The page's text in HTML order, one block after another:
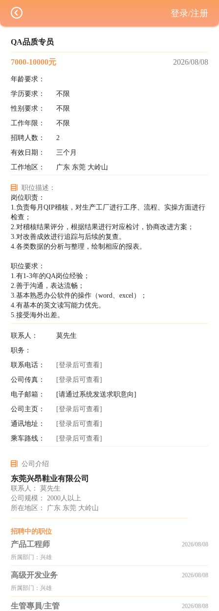
QA品质专员
7000-10000元 2026/08/08
年龄要求：
学历要求：
不限
性别要求：
不限
工作年限：
不限
招聘人数：
2
有效日期：
三个月
工作地区：
广东 东莞 大岭山
职位描述：
岗位职责：
1.负责每月QIP稽核，对生产工厂进行工序、流程、实操方面进行
检查；
2.对稽核结果评分，根据结果进行对应检讨，协商改进方案；
3.对改善成效进行追踪与后续的复查。
4.各类数据的分析与整理，绘制相应的报表。
职位要求：
1.有1-3年的QA岗位经验；
2.善于沟通，表达流畅；
3.基本熟悉办公软件的操作（word、excel）；
4.有基本的英文读写能力优先。
5.接受海外出差。
联系人：
莫先生
职务：
联系电话：
[登录后可查看]
公司传真：
[登录后可查看]
电子邮箱：
[请通过系统发送求职意向]
公司主页：
[登录后可查看]
通讯地址：
[登录后可查看]
乘车路线：
[登录后可查看]
公司介绍
东莞兴昂鞋业有限公司
联系人： 莫先生
公司规模： 2000人以上
所在地区： 广东 东莞 大岭山
招聘中的职位
产品工程师
所属部门：兴雄
2026/08/08
高级开发业务
所属部门：兴雄
2026/08/08
生管專員/主管 2026/08/08
登录/注册